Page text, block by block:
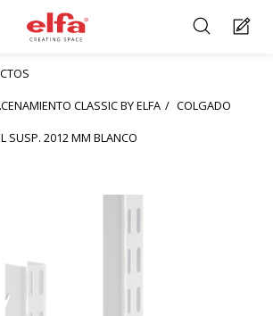
CLASSIC BY ELFA
COLGADO
SUSP. 2012 MM BLANCO